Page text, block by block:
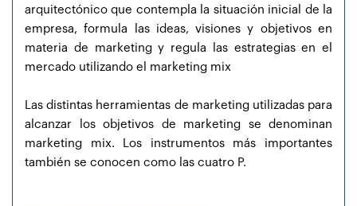
arquitectónico que contempla la situación inicial de la
empresa, formula las ideas, visiones y objetivos en
materia de marketing y regula las estrategias en el
mercado utilizando el marketing mix
Las distintas herramientas de marketing utilizadas para
alcanzar los objetivos de marketing se denominan
marketing mix. Los instrumentos más importantes
también se conocen como las cuatro P.